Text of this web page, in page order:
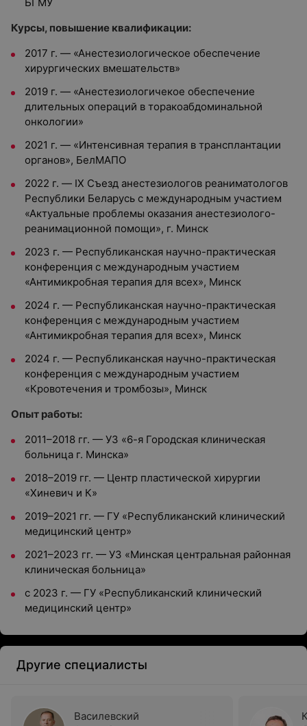
Курсы, повышение квалификации:
2017 г. — «Анестезиологическое обеспечение
хирургических вмешательств»
2019 г. — «Анестезиологичекое обеспечение
длительных операций в торакоабдоминальной
онкологии»
2021 г. — «Интенсивная терапия в трансплантации
органов», БелМАПО
2022 г. — IX Съезд анестезиологов реаниматологов
Республики Беларусь с международным участием
«Актуальные проблемы оказания анестезиолого-
реанимационной помощи», г. Минск
2023 г. — Республиканская научно-практическая
конференция с международным участием
«Антимикробная терапия для всех», Минск
2024 г. — Республиканская научно-практическая
конференция с международным участием
«Антимикробная терапия для всех», Минск
2024 г. — Республиканская научно-практическая
конференция с международным участием
«Кровотечения и тромбозы», Минск
Опыт работы:
2011–2018 гг. — УЗ «6-я Городская клиническая
больница г. Минска»
2018–2019 гг. — Центр пластической хирургии
«Хиневич и К»
2019–2021 гг. — ГУ «Республиканский клинический
медицинский центр»
2021–2023 гг. — УЗ «Минская центральная районная
клиническая больница»
c 2023 г. — ГУ «Республиканский клинический
медицинский центр»
Другие специалисты
Василевский